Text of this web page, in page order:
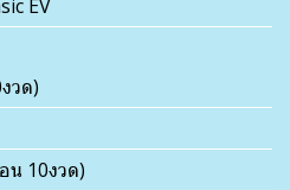
EV
วด)
น 10งวด)